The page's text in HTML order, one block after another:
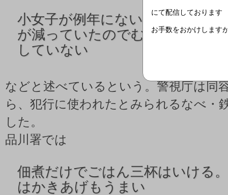
にて配信しております
お手数をおかけします
小女子が例年にない豊作だった
が減っていたのでむしゃむしゃ
していない
などと述べているという。警視庁は同
ら、犯行に使われたとみられるなべ・
した。
品川署では
佃煮だけでごはん三杯はいける
はかきあげもうまい